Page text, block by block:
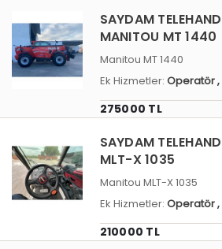
SAYDAM
MANITOU MT 1440
Manitou MT 1440
Ek Hizmetler: Operatör
275000 TL
SAYDAM
MLT-X 1035
Manitou MLT-X 1035
Ek Hizmetler: Operatör
210000 TL